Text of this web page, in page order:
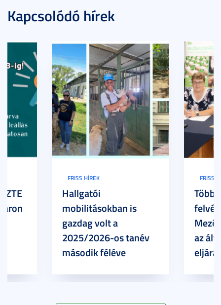
Kapcsolódó hírek
FRISS HÍREK
Hallgatói
mobilitásokban is
gazdag volt a
2025/2026-os tanév
második féléve
FRISS
Több
az